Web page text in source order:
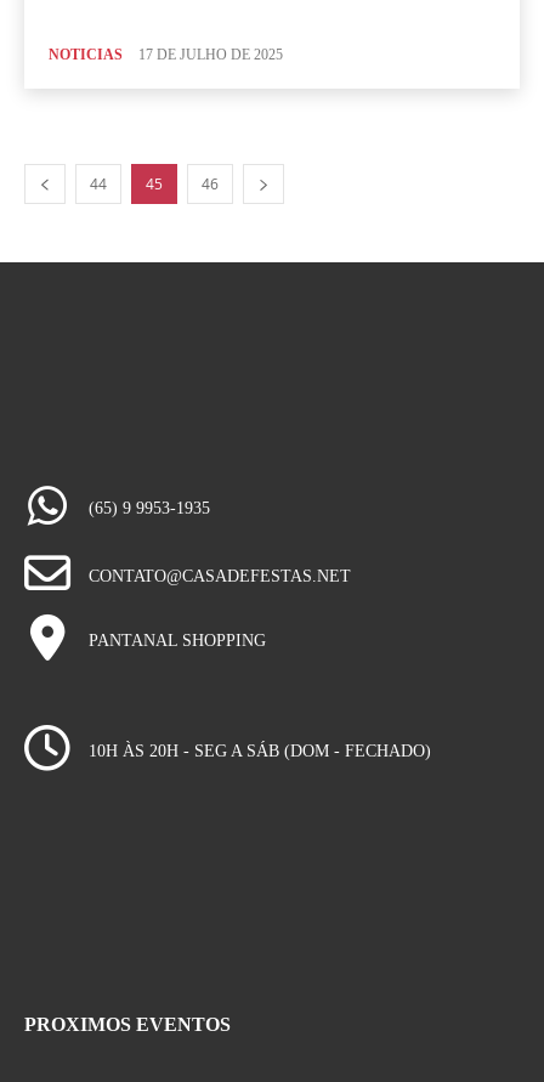
NOTICIAS 17 DE JULHO DE 2025
44 45 46
(65) 9 9953-1935
CONTATO@CASADEFESTAS.NET
PANTANAL SHOPPING
10H ÀS 20H - SEG A SÁB (DOM - FECHADO)
PROXIMOS EVENTOS